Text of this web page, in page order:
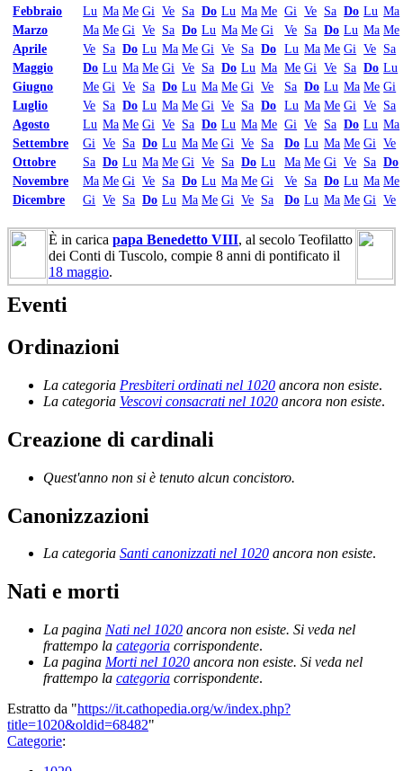
Febbraio
Lu Ma Me Gi Ve Sa Do Lu Ma Me Gi Ve Sa Do Lu Ma
Marzo
Ma Me Gi Ve Sa Do Lu Ma Me Gi Ve Sa Do Lu Ma Me
Aprile
Ve Sa Do Lu Ma Me Gi Ve Sa Do Lu Ma Me Gi Ve Sa
Maggio
Do Lu Ma Me Gi Ve Sa Do Lu Ma Me Gi Ve Sa Do Lu
Giugno
Me Gi Ve Sa Do Lu Ma Me Gi Ve Sa Do Lu Ma Me Gi
Luglio
Ve Sa Do Lu Ma Me Gi Ve Sa Do Lu Ma Me Gi Ve Sa
Agosto
Lu Ma Me Gi Ve Sa Do Lu Ma Me Gi Ve Sa Do Lu Ma
Settembre
Gi Ve Sa Do Lu Ma Me Gi Ve Sa Do Lu Ma Me Gi Ve
Ottobre
Sa Do Lu Ma Me Gi Ve Sa Do Lu Ma Me Gi Ve Sa Do
Novembre
Ma Me Gi Ve Sa Do Lu Ma Me Gi Ve Sa Do Lu Ma Me
Dicembre
Gi Ve Sa Do Lu Ma Me Gi Ve Sa Do Lu Ma Me Gi Ve
È in carica papa Benedetto VIII, al secolo Teofilatto
dei Conti di Tuscolo, compie 8 anni di pontificato il
18 maggio.
Eventi
Ordinazioni
La categoria Presbiteri ordinati nel 1020 ancora non esiste.
La categoria Vescovi consacrati nel 1020 ancora non esiste.
Creazione di cardinali
Quest'anno non si è tenuto alcun concistoro.
Canonizzazioni
La categoria Santi canonizzati nel 1020 ancora non esiste.
Nati e morti
La pagina Nati nel 1020 ancora non esiste. Si veda nel
frattempo la categoria corrispondente.
La pagina Morti nel 1020 ancora non esiste. Si veda nel
frattempo la categoria corrispondente.
Estratto da "https://it.cathopedia.org/w/index.php?
title=1020&oldid=68482"
Categorie: